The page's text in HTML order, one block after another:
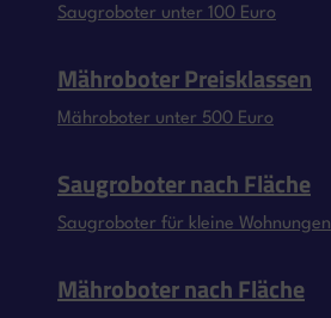
Saugroboter unter 100 Euro
Mähroboter Preisklassen
Mähroboter unter 500 Euro
Saugroboter nach Fläche
Saugroboter für kleine Wohnungen
Mähroboter nach Fläche